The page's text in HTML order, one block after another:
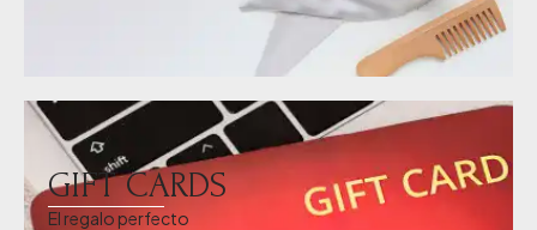
GIFT CARDS
El regalo perfecto